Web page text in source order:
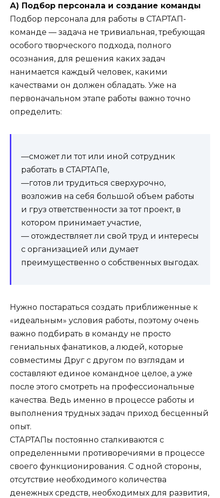
А) Подбор персонала и создание команды
Подбор персонала для работы в СТАРТАП-
команде — задача не тривиальная, требующая
особого творческого подхода, полного
осознания, для решения каких задач
нанимается каждый человек, какими
качествами он должен обладать. Уже на
первоначальном этапе работы важно точно
определить:
—сможет ли тот или иной сотрудник
работать в СТАРТАПе,
—готов ли трудиться сверхурочно,
возложив на себя большой объем работы
и груз ответственности за тот проект, в
котором принимает участие,
— отождествляет ли свой труд и интересы
с организацией или думает
преимущественно о собственных выгодах.
Нужно постараться создать приближенные к
«идеальным» условия работы, поэтому очень
важно подбирать в команду не просто
гениальных фанатиков, а людей, которые
совместимы Друг с другом по взглядам и
составляют единое командное целое, а уже
после этого смотреть на профессиональные
качества. Ведь именно в процессе работы и
выполнения трудных задач приход бесценный
опыт.
СТАРТАПы постоянно сталкиваются с
определенными противоречиями в процессе
своего функционирования. С одной стороны,
отсутствие необходимого количества
денежных средств, необходимых для развития,